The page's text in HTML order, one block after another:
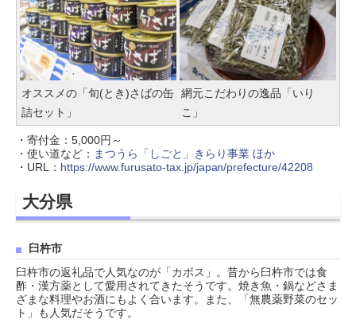
オススメの「旬(とき)さばの缶
詰セット」
網元こだわりの逸品「いり
こ」
・寄付金：5,000円～
・使い道など： まつうら「しごと」きらり事業 ほか
・URL： https://www.furusato-tax.jp/japan/prefecture/42208
大分県
臼杵市
臼杵市の返礼品で人気なのが「カボス」。昔から臼杵市では食
酢・漢方薬として愛用されてきたそうです。焼き魚・鍋などさま
ざまな料理やお酒にもよく合います。また、「無農薬野菜のセッ
ト」も人気だそうです。